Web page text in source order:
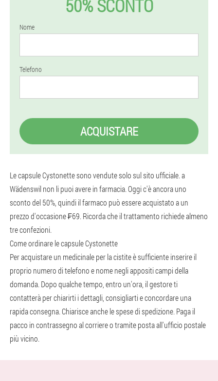
50% SCONTO
Nome
Telefono
ACQUISTARE
Le capsule Cystonette sono vendute solo sul sito ufficiale. a
Wädenswil non li puoi avere in farmacia. Oggi c'è ancora uno
sconto del 50%, quindi il farmaco può essere acquistato a un
prezzo d'occasione ₣69. Ricorda che il trattamento richiede almeno
tre confezioni.
Come ordinare le capsule Cystonette
Per acquistare un medicinale per la cistite è sufficiente inserire il
proprio numero di telefono e nome negli appositi campi della
domanda. Dopo qualche tempo, entro un'ora, il gestore ti
contatterà per chiarirti i dettagli, consigliarti e concordare una
rapida consegna. Chiarisce anche le spese di spedizione. Paga il
pacco in contrassegno al corriere o tramite posta all'ufficio postale
più vicino.